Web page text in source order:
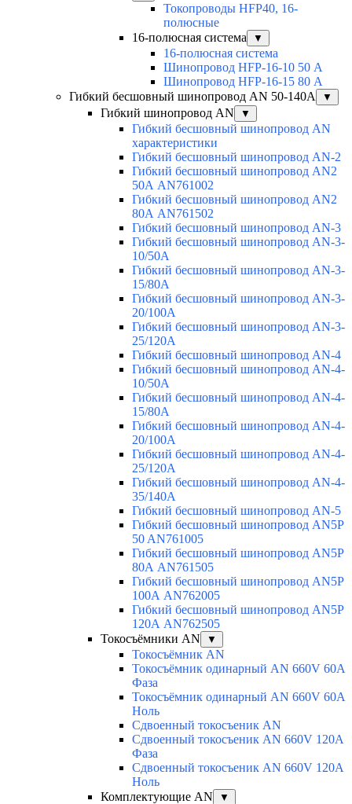
Токопроводы HFP40, 16-
полюсные
16-полюсная система
▼
16-полюсная система
Шинопровод HFP-16-10 50 А
Шинопровод HFP-16-15 80 А
Гибкий бесшовный шинопровод AN 50-140А
▼
Гибкий шинопровод AN ▼
Гибкий бесшовный шинопровод AN
характеристики
Гибкий бесшовный шинопровод AN-2
Гибкий бесшовный шинопровод AN2
50А AN761002
Гибкий бесшовный шинопровод AN2
80А AN761502
Гибкий бесшовный шинопровод AN-3
Гибкий бесшовный шинопровод AN-3-
10/50A
Гибкий бесшовный шинопровод AN-3-
15/80A
Гибкий бесшовный шинопровод AN-3-
20/100A
Гибкий бесшовный шинопровод AN-3-
25/120A
Гибкий бесшовный шинопровод AN-4
Гибкий бесшовный шинопровод AN-4-
10/50A
Гибкий бесшовный шинопровод AN-4-
15/80A
Гибкий бесшовный шинопровод AN-4-
20/100A
Гибкий бесшовный шинопровод AN-4-
25/120A
Гибкий бесшовный шинопровод AN-4-
35/140A
Гибкий бесшовный шинопровод AN-5
Гибкий бесшовный шинопровод AN5P
50 AN761005
Гибкий бесшовный шинопровод AN5P
80А AN761505
Гибкий бесшовный шинопровод AN5P
100А AN762005
Гибкий бесшовный шинопровод AN5P
120А AN762505
Токосъёмники AN
▼
Токосъёмник AN
Токосъёмник одинарный AN 660V 60A
Фаза
Токосъёмник одинарный AN 660V 60A
Ноль
Сдвоенный токосъеник AN
Сдвоенный токосъеник AN 660V 120A
Фаза
Сдвоенный токосъеник AN 660V 120A
Ноль
Комплектующие AN
▼